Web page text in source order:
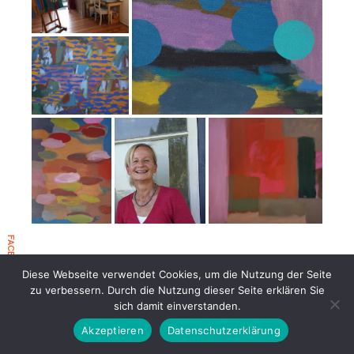
FACEBOOK EVENT 2026
e
s
Diese Webseite verwendet Cookies, um die Nutzung der Seite
zu verbessern. Durch die Nutzung dieser Seite erklären Sie
sich damit einverstanden.
Akzeptieren
Datenschutzerklärung